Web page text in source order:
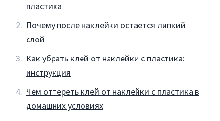
пластика
Почему после наклейки остается липкий
слой
Как убрать клей от наклейки с пластика:
инструкция
Чем оттереть клей от наклейки с пластика в
домашних условиях